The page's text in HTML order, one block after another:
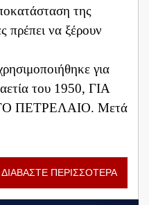
της
πρέπει να ξέρουν
για
του 1950, ΓΙΑ
ΠΕΤΡΕΛΑΙΟ. Μετά
ΔΙΑΒΑΣΤΕ ΠΕΡΙΣΣΟΤΕΡΑ